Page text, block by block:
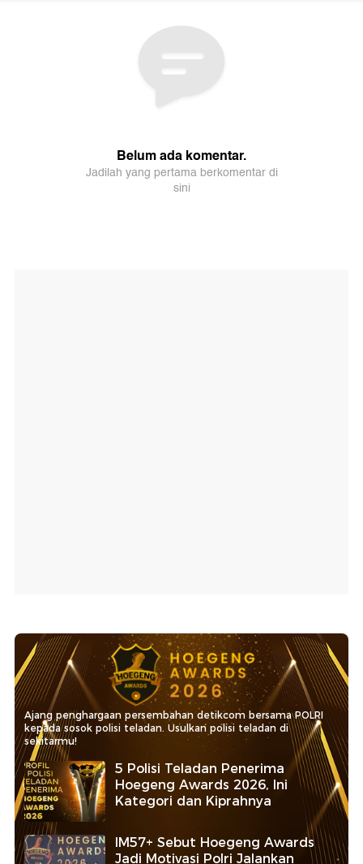
Ajang penghargaan persembahan detikcom bersama POLRI
kepada sosok polisi teladan. Usulkan polisi teladan di
sekitarmu!
5 Polisi Teladan Penerima
Hoegeng Awards 2026, Ini
Kategori dan Kiprahnya
IM57+ Sebut Hoegeng Awards
Jadi Motivasi Polri Jalankan